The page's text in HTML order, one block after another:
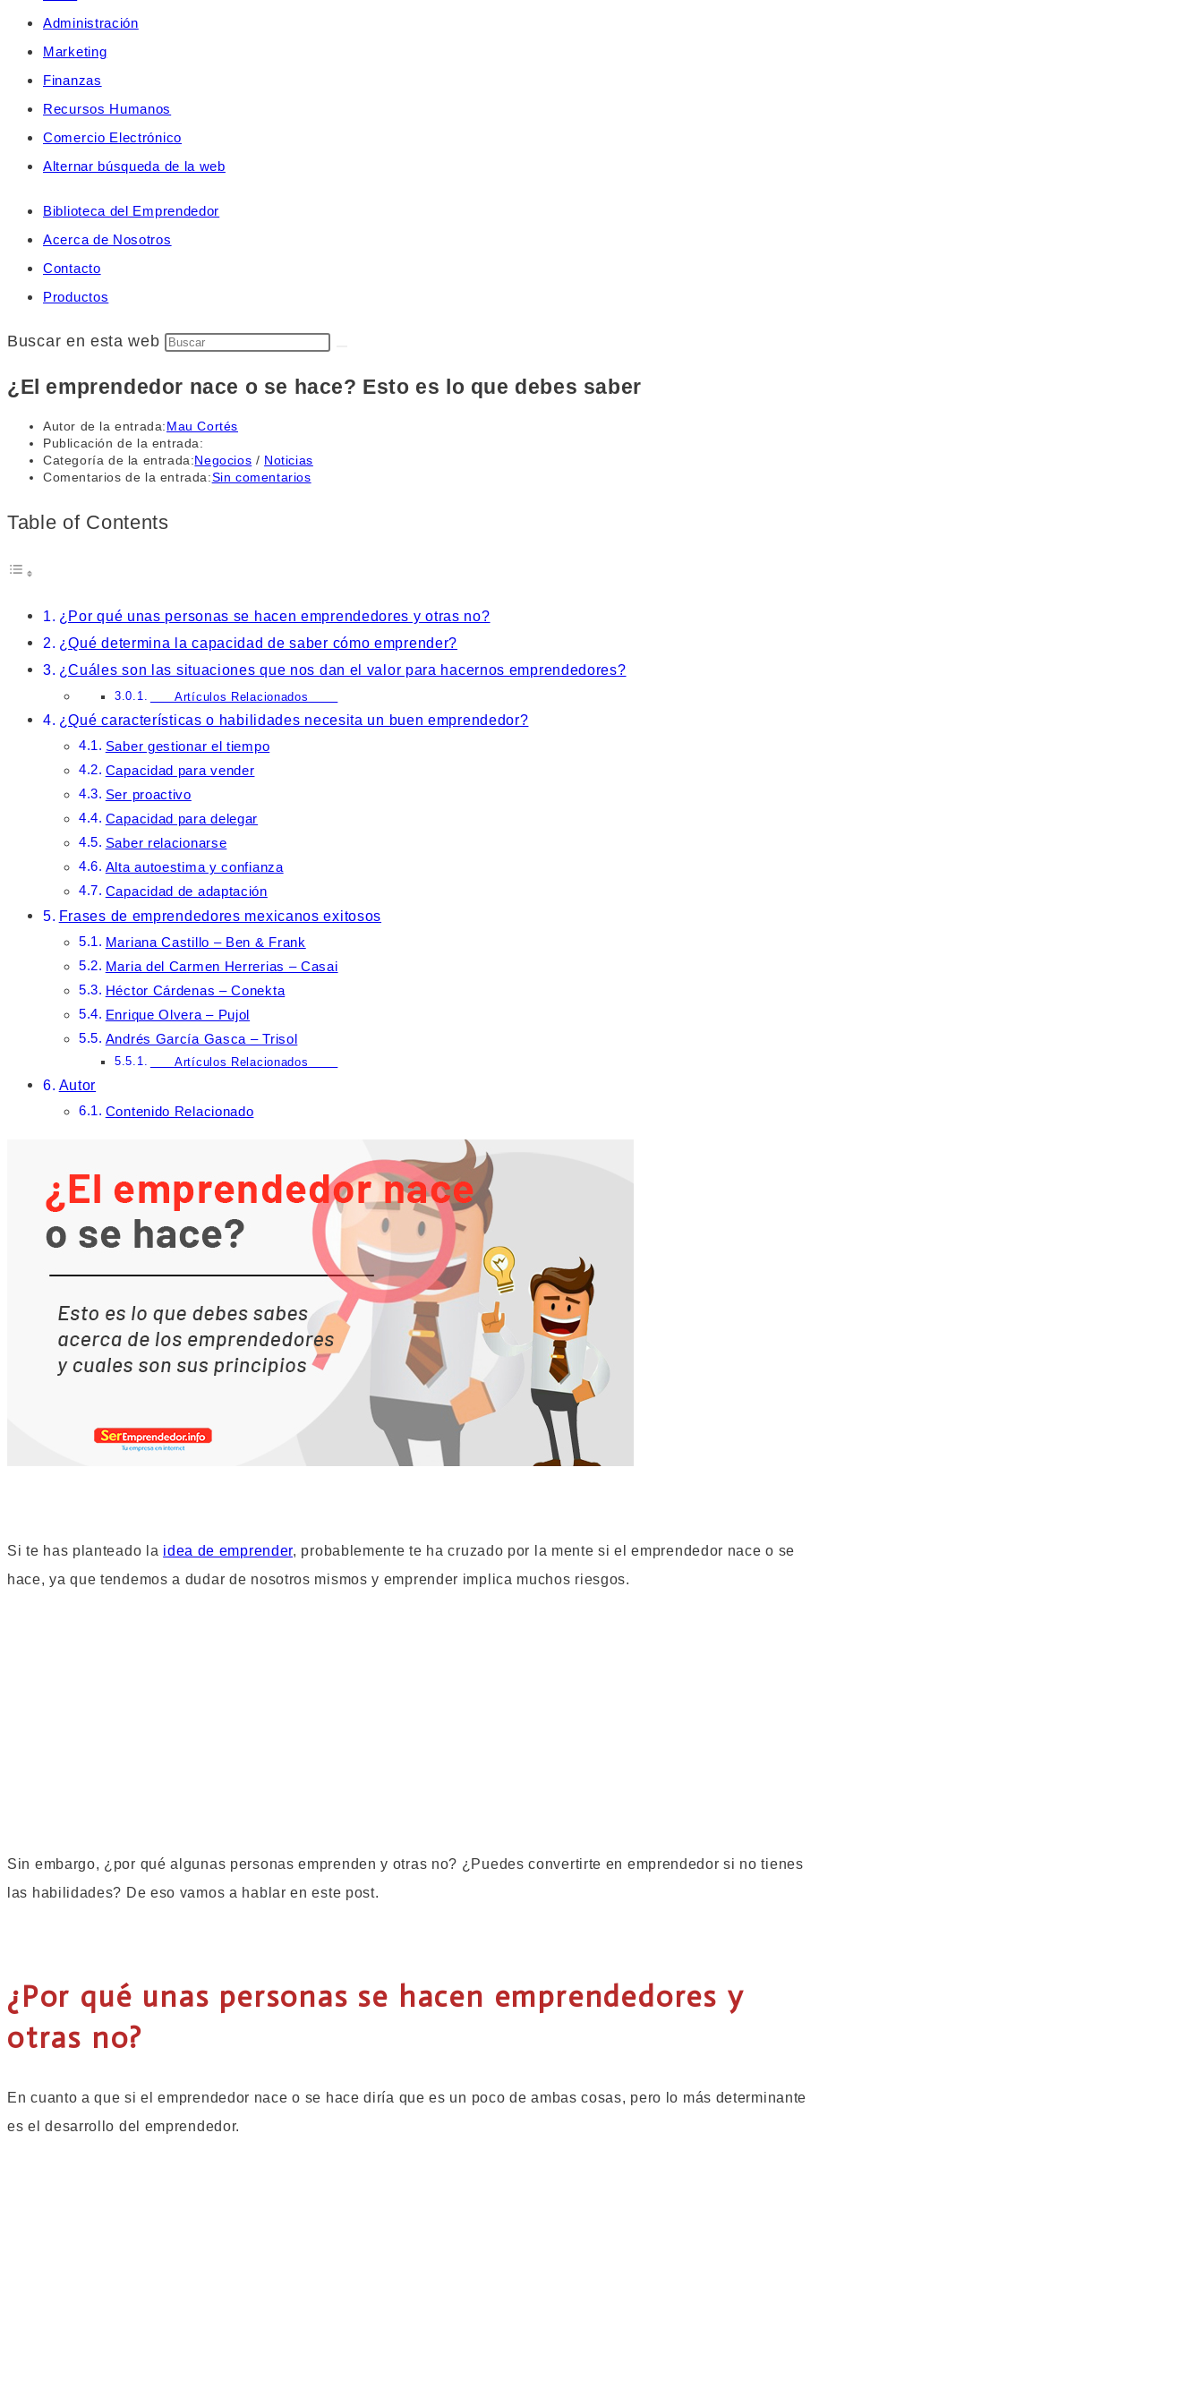
Administración
Marketing
Finanzas
Recursos Humanos
Comercio Electrónico
Alternar búsqueda de la web
Biblioteca del Emprendedor
Acerca de Nosotros
Contacto
Productos
Buscar en esta web
¿El emprendedor nace o se hace? Esto es lo que debes saber
Autor de la entrada:Mau Cortés
Publicación de la entrada:
Categoría de la entrada:Negocios / Noticias
Comentarios de la entrada:Sin comentarios
Table of Contents
¿Por qué unas personas se hacen emprendedores y otras no?
¿Qué determina la capacidad de saber cómo emprender?
¿Cuáles son las situaciones que nos dan el valor para hacernos emprendedores?
Artículos Relacionados
¿Qué características o habilidades necesita un buen emprendedor?
Saber gestionar el tiempo
Capacidad para vender
Ser proactivo
Capacidad para delegar
Saber relacionarse
Alta autoestima y confianza
Capacidad de adaptación
Frases de emprendedores mexicanos exitosos
Mariana Castillo – Ben & Frank
Maria del Carmen Herrerias – Casai
Héctor Cárdenas – Conekta
Enrique Olvera – Pujol
Andrés García Gasca – Trisol
Artículos Relacionados
Autor
Contenido Relacionado
Si te has planteado la idea de emprender, probablemente te ha cruzado por la mente si el emprendedor nace o se
hace, ya que tendemos a dudar de nosotros mismos y emprender implica muchos riesgos.
Sin embargo, ¿por qué algunas personas emprenden y otras no? ¿Puedes convertirte en emprendedor si no tienes
las habilidades? De eso vamos a hablar en este post.
¿Por qué unas personas se hacen emprendedores y
otras no?
En cuanto a que si el emprendedor nace o se hace diría que es un poco de ambas cosas, pero lo más determinante
es el desarrollo del emprendedor.